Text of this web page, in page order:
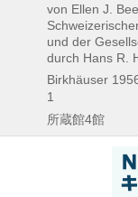
von Ellen J.
und der
durch Hans R.
Birkhäuser
1
所蔵館4館